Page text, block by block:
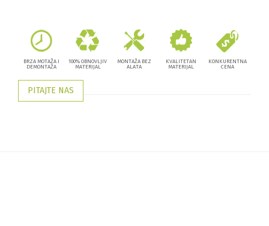
BRZA MOTAŽA I
DEMONTAŽA
100% OBNOVLJIV
MATERIJAL
MONTAŽA BEZ
ALATA
KVALITETAN
MATERIJAL
KONKURENTNA
CENA
PITAJTE NAS